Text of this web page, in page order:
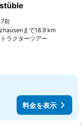
に追加
まで18.9 km
ラクターツアー
料金を表示